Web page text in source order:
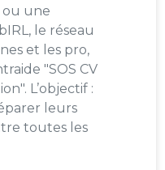
une
le réseau
et les pro,
"SOS CV
L’objectif :
leurs
toutes les